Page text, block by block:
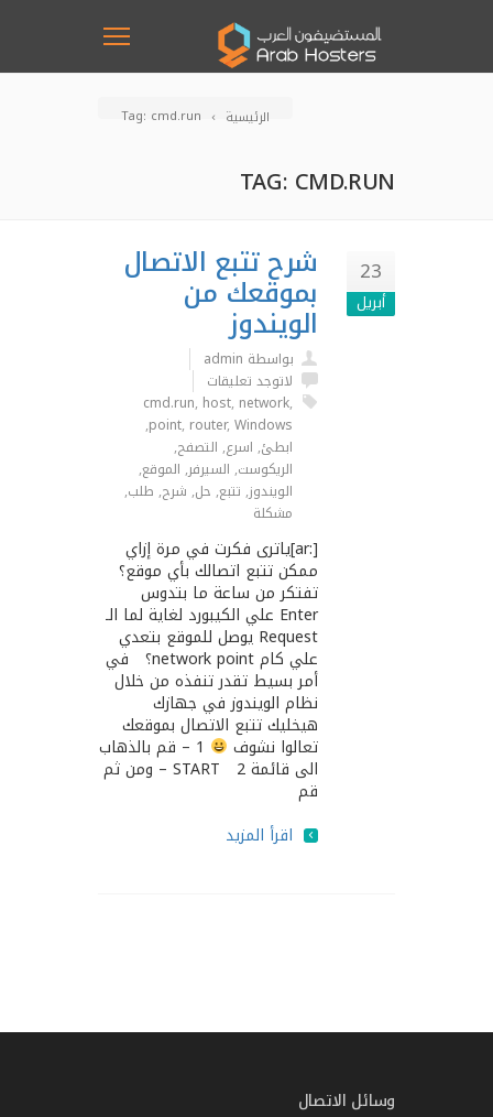
الرئيسية Tag: cmd.run
TAG: CMD.RUN
23
أبريل
شرح تتبع الاتصال
بموقعك من
الويندوز
بواسطة admin
لاتوجد تعليقات
cmd.run, host, network,
point, router, Windows
,
ابطئ, اسرع, التصفح,
الريكوست, السيرفر, الموقع,
الويندوز, تتبع, حل, شرح, طلب,
مشكلة
[:ar]ياترى فكرت في مرة إزاي
ممكن تتبع اتصالك بأي موقع؟
تفتكر من ساعة ما بتدوس
Enter علي الكيبورد لغاية لما الـ
Request يوصل للموقع بتعدي
علي كام network point؟ في
أمر بسيط تقدر تنفذه من خلال
نظام الويندوز في جهازك
هيخليك تتبع الاتصال بموقعك
تعالوا نشوف 1 – قم بالذهاب
الى قائمة START 2 – ومن ثم
قم
اقرأ المزيد
وسائل الاتصال